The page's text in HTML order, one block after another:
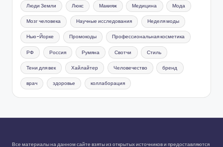
Люди Земли Люкс Макияж Медицина Мода
Мозг человека Научные исследования Неделя моды
Нью-Йорке Промокоды Профессиональная косметика
РФ Россия Румяна Свотчи Стиль
Тени для век Хайлайтер Человечество бренд
врач здоровье коллаборация
Все материалы на данном сайте взяты из открытых источников и предоставляются